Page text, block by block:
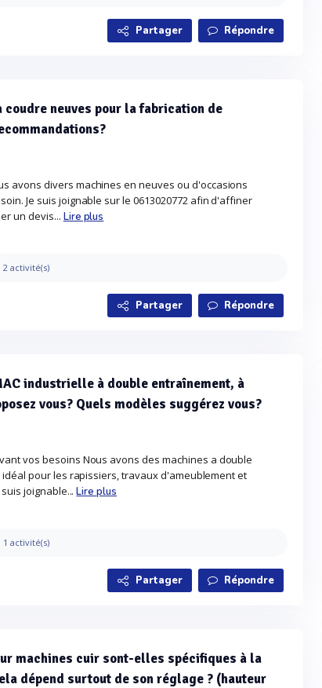
Partager Répondre
coudre neuves pour la fabrication de
avons divers machines en neuves ou d'occasions
Je suis joignable sur le 0613020772 afin d'affiner
un devis... Lire plus
2 activité(s)
Partager Répondre
industrielle à double entraînement, à
vous? Quels modèles suggérez vous?
vos besoins Nous avons des machines a double
pour les rapissiers, travaux d'ameublement et
suis joignable...Lire plus
1 activité(s)
Partager Répondre
machines cuir sont-elles spécifiques à la
dépend surtout de son réglage ? (hauteur